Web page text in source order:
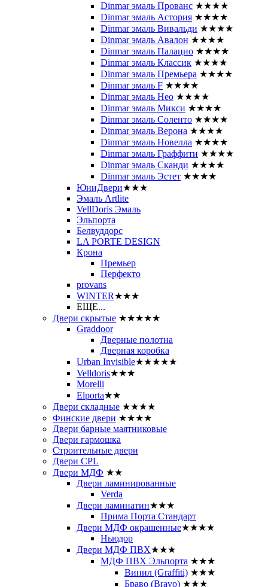
Dinmar эмаль Прованс ★★★★
Dinmar эмаль Астория ★★★★
Dinmar эмаль Вивальди ★★★★
Dinmar эмаль Авалон ★★★★
Dinmar эмаль Палацио ★★★★
Dinmar эмаль Классик ★★★★
Dinmar эмаль Премьера ★★★★
Dinmar эмаль F ★★★★
Dinmar эмаль Нео ★★★★
Dinmar эмаль Микси ★★★★
Dinmar эмаль Соленто ★★★★
Dinmar эмаль Верона ★★★★
Dinmar эмаль Новелла ★★★★
Dinmar эмаль Граффити ★★★★
Dinmar эмаль Сканди ★★★★
Dinmar эмаль Эстет ★★★★
ЮниДвери★★★
Эмаль Artlite
VellDoris Эмаль
Эльпорта
Белвуддорс
LA PORTE DESIGN
Крона
Премьер
Перфекто
provans
WINTER★★★
ЕЩЕ...
Двери скрытые ★★★★★
Graddoor
Дверные полотна
Дверная коробка
Urban Invisible★★★★★
Velldoris★★★
Morelli
Elporta★★
Двери складные ★★★★
Финские двери ★★★★
Двери барные маятниковые
Двери гармошка
Строительные двери
Двери CРL
Двери МДФ ★★
Двери ламинированные
Verda
Двери ламинатин★★★
Прима Порта Стандарт
Двери МДФ окрашенные★★★★
Ньюдор
Двери МДФ ПВХ★★★
МДФ ПВХ Эльпорта ★★★
Винил (Graffiti) ★★★
Браво (Bravo) ★★★